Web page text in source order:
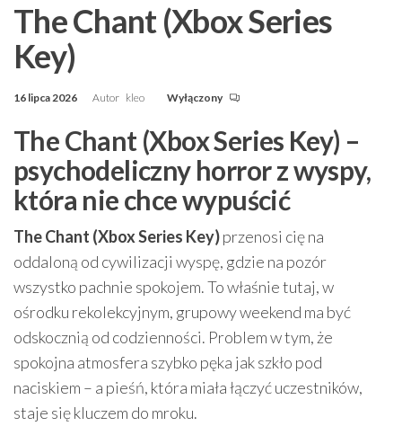
The Chant (Xbox Series
Key)
16 lipca 2026 Autor kleo Wyłączony
The Chant (Xbox Series Key) –
psychodeliczny horror z wyspy,
która nie chce wypuścić
The Chant (Xbox Series Key)przenosi cię na
oddaloną od cywilizacji wyspę, gdzie na pozór
wszystko pachnie spokojem. To właśnie tutaj, w
ośrodku rekolekcyjnym, grupowy weekend ma być
odskocznią od codzienności. Problem w tym, że
spokojna atmosfera szybko pęka jak szkło pod
naciskiem – a pieśń, która miała łączyć uczestników,
staje się kluczem do mroku.